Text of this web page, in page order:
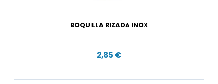
BOQUILLA RIZADA INOX
2,85 €